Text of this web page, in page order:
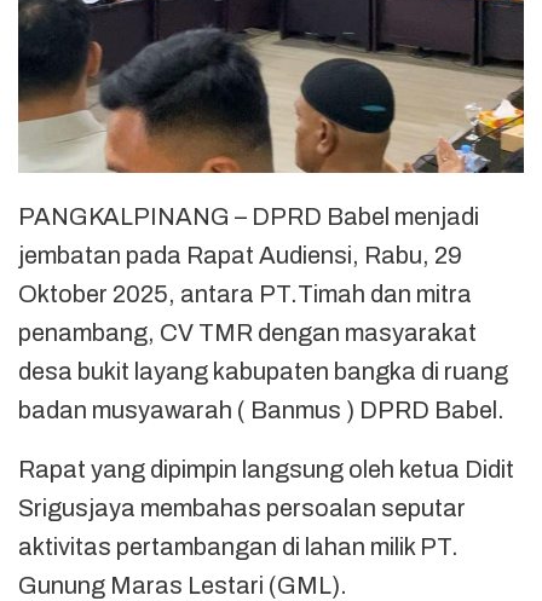
PANGKALPINANG – DPRD Babel menjadi
jembatan pada Rapat Audiensi, Rabu, 29
Oktober 2025, antara PT.Timah dan mitra
penambang, CV TMR dengan masyarakat
desa bukit layang kabupaten bangka di ruang
badan musyawarah ( Banmus ) DPRD Babel.
Rapat yang dipimpin langsung oleh ketua Didit
Srigusjaya membahas persoalan seputar
aktivitas pertambangan di lahan milik PT.
Gunung Maras Lestari (GML).